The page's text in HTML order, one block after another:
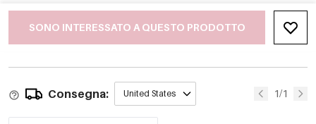
SONO INTERESSATO A QUESTO PRODOTTO
Consegna: United States 1/1